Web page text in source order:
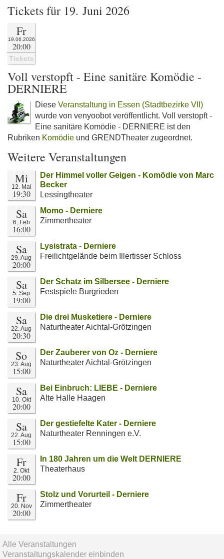
Tickets für 19. Juni 2026
Fr
19.06.2026
20:00
Tickets
Voll verstopft - Eine sanitäre Komödie -
DERNIERE
Diese Veranstaltung in Essen (Stadtbezirke VII)
wurde von venyoobot veröffentlicht. Voll verstopft -
Eine sanitäre Komödie - DERNIERE ist den
Rubriken Komödie und GRENDTheater zugeordnet.
Weitere Veranstaltungen
Mi
12. Mai
19:30
Der Himmel voller Geigen - Komödie von Marc
Becker
Lessingtheater
Sa
6. Feb
16:00
Momo - Derniere
Zimmertheater
Sa
29. Aug
20:00
Lysistrata - Derniere
Freilichtgelände beim Illertisser Schloss
Sa
5. Sep
19:00
Der Schatz im Silbersee - Derniere
Festspiele Burgrieden
Sa
22. Aug
20:30
Die drei Musketiere - Derniere
Naturtheater Aichtal-Grötzingen
So
23. Aug
15:00
Der Zauberer von Oz - Derniere
Naturtheater Aichtal-Grötzingen
Sa
10. Okt
20:00
Bei Einbruch: LIEBE - Derniere
Alte Halle Haagen
Sa
22. Aug
15:00
Der gestiefelte Kater - Derniere
Naturtheater Renningen e.V.
Fr
2. Okt
20:00
In 180 Jahren um die Welt DERNIERE
Theaterhaus
Fr
20. Nov
20:00
Stolz und Vorurteil - Derniere
Zimmertheater
Alle Veranstaltungen
Veranstaltungskalender einbinden